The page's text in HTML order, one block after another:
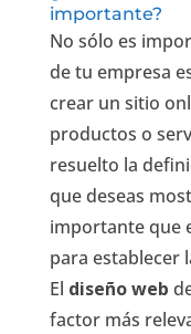
importante?
No sólo es
de tu empresa
crear un sitio
productos o
resuelto la
que deseas
importante que
para establecer
El diseño web
factor más